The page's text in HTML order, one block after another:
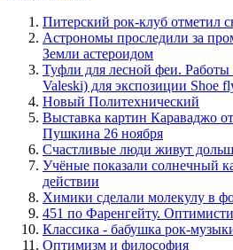
Питерский рок-клуб отметил
Астрономы проследили за
Земли астероидом
Туфли для лесной феи.
Valeski) для экспозиции Shoe
Новый Политехнический
Выставка картин Караваджо
Пушкина 26 ноября
Счастливые люди живут
Учёные показали солнечный
действии
Химики сделали молекулу в
451 по Фаренгейту.
Классика - бабушка рок-
Оптимизм и философия